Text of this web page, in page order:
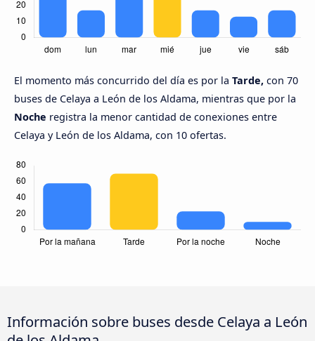
El momento más concurrido del día es por la Tarde, con 70
buses de Celaya a León de los Aldama, mientras que por la
Noche registra la menor cantidad de conexiones entre
Celaya y León de los Aldama, con 10 ofertas.
Información sobre buses desde Celaya a León